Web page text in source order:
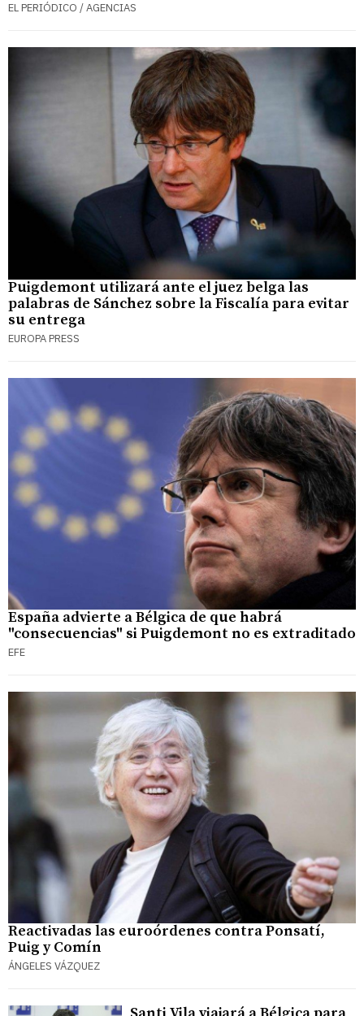
EL PERIÓDICO / AGENCIAS
Puigdemont utilizará ante el juez belga las
palabras de Sánchez sobre la Fiscalía para evitar
su entrega
EUROPA PRESS
España advierte a Bélgica de que habrá
"consecuencias" si Puigdemont no es extraditado
EFE
Reactivadas las euroórdenes contra Ponsatí,
Puig y Comín
ÁNGELES VÁZQUEZ